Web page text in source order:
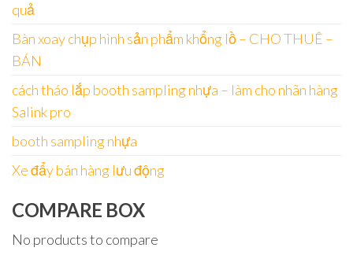
quả
Bàn xoay chụp hình sản phẩm khổng lồ – CHO THUÊ –
BÁN
cách tháo lắp booth sampling nhựa – làm cho nhãn hàng
Salink pro
booth sampling nhựa
Xe đẩy bán hàng lưu động
COMPARE BOX
No products to compare